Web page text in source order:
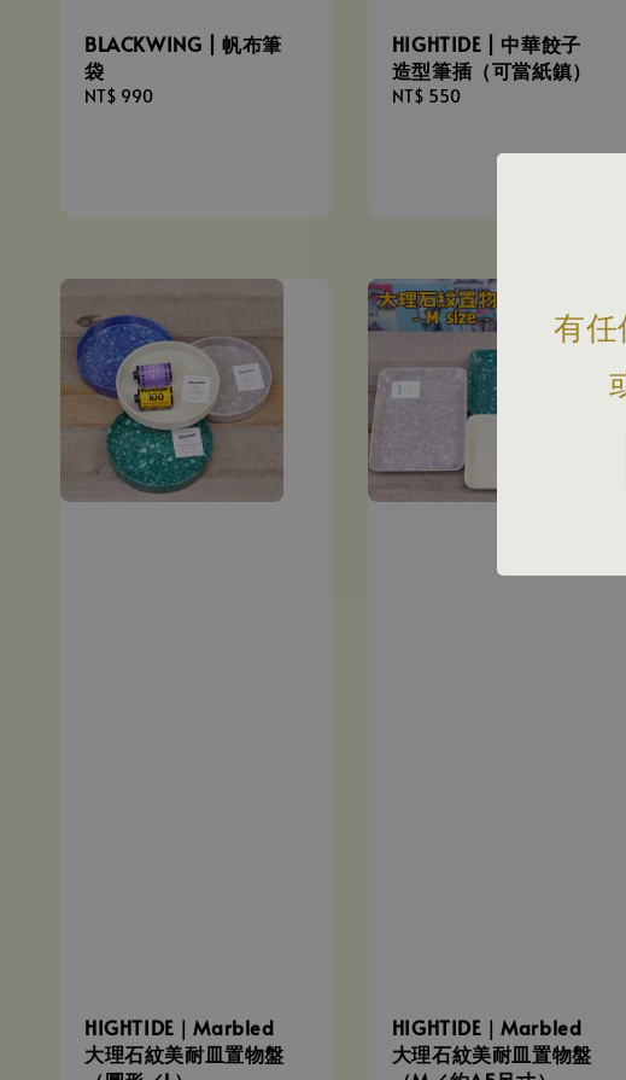
有任
BLACKWING | 帆布筆
袋
Regular
NT$ 990
HIGHTIDE | 中華餃子
造型筆插（可當紙鎮）
Regular
NT$ 550
HIGHTIDE｜Marbled
大理石紋美耐皿置物盤
HIGHTIDE｜Marbled
大理石紋美耐皿置物盤